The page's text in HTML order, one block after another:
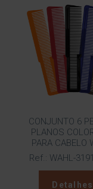
CONJUNTO 6
PLANOS
PARA CABELO
Ref.: WAHL-
Detalhes